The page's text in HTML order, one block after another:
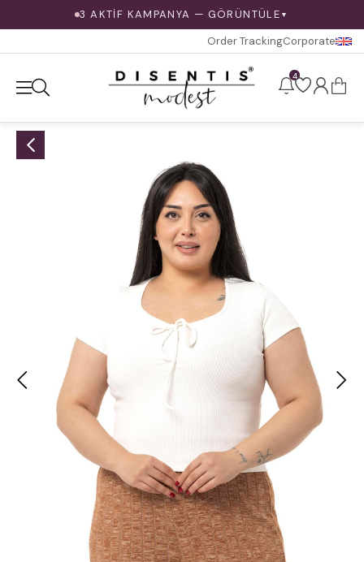
3 AKTİF KAMPANYA — GÖRÜNTÜLE ▼
Order TrackingCorporate
4